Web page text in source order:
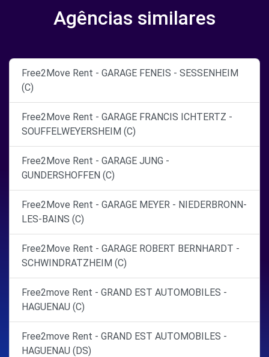
Agências similares
Free2Move Rent - GARAGE FENEIS - SESSENHEIM
(C)
Free2Move Rent - GARAGE FRANCIS ICHTERTZ -
SOUFFELWEYERSHEIM (C)
Free2Move Rent - GARAGE JUNG -
GUNDERSHOFFEN (C)
Free2Move Rent - GARAGE MEYER - NIEDERBRONN-
LES-BAINS (C)
Free2Move Rent - GARAGE ROBERT BERNHARDT -
SCHWINDRATZHEIM (C)
Free2move Rent - GRAND EST AUTOMOBILES -
HAGUENAU (C)
Free2move Rent - GRAND EST AUTOMOBILES -
HAGUENAU (DS)